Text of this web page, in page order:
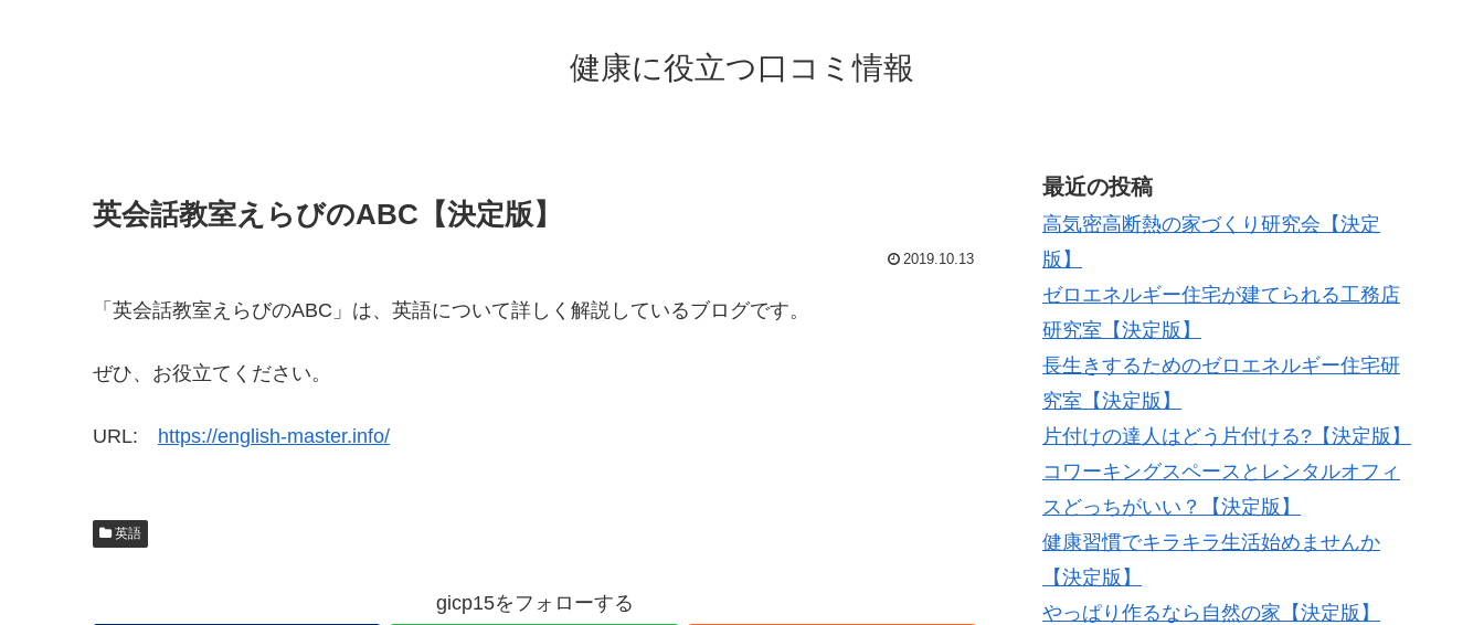
健康に役立つ口コミ情報
英会話教室えらびのABC【決定版】
2019.10.13
「英会話教室えらびのABC」は、英語について詳しく解説しているブログです。
ぜひ、お役立てください。
URL: https://english-master.info/
英語
gicp15をフォローする
最近の投稿
高気密高断熱の家づくり研究会【決定
版】
ゼロエネルギー住宅が建てられる工務店
研究室【決定版】
長生きするためのゼロエネルギー住宅研
究室【決定版】
片付けの達人はどう片付ける?【決定版】
コワーキングスペースとレンタルオフィ
スどっちがいい？【決定版】
健康習慣でキラキラ生活始めませんか
【決定版】
やっぱり作るなら自然の家【決定版】